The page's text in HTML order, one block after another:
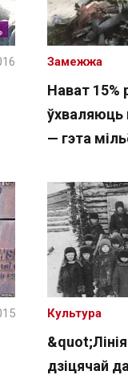
Нават 15%
ўхваляюць
— гэта
Замежжа
дзіцячай
Культура